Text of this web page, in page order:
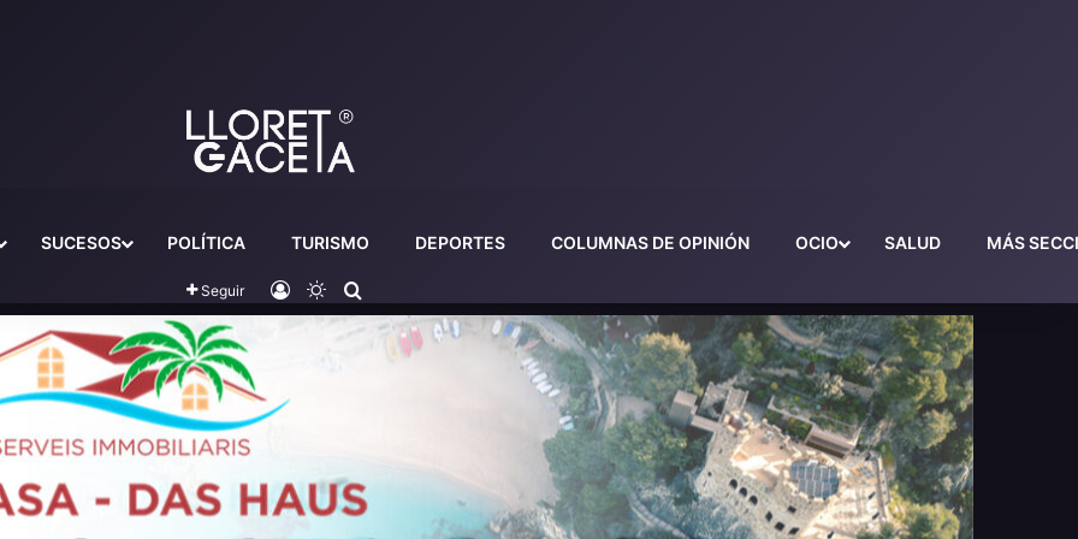
SUCESOS POLÍTICA TURISMO DEPORTES COLUMNAS DE OPINIÓN OCIO SALUD MÁS
Seguir Iniciar sesión
Switch skin